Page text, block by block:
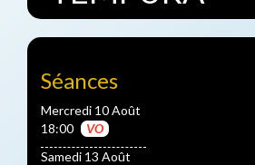
Séances
Mercredi 10 Août
18:00
VO
Samedi 13 Août